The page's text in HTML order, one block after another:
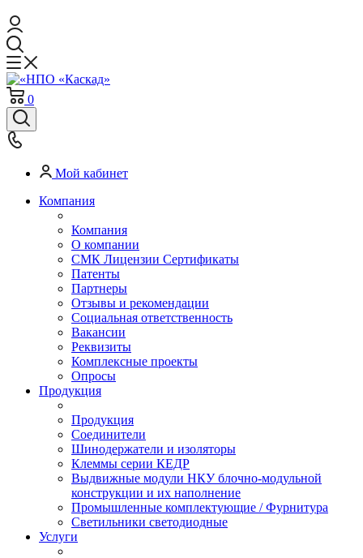
0
Мой кабинет
Компания
Компания
О компании
СМК Лицензии Сертификаты
Патенты
Партнеры
Отзывы и рекомендации
Социальная ответственность
Вакансии
Реквизиты
Комплексные проекты
Опросы
Продукция
Продукция
Соединители
Шинодержатели и изоляторы
Клеммы серии КЕДР
Выдвижные модули НКУ блочно-модульной
конструкции и их наполнение
Промышленные комплектующие / Фурнитура
Светильники светодиодные
Услуги